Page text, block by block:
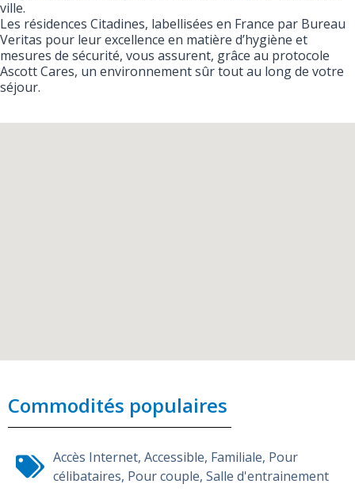
ville.
Les résidences Citadines, labellisées en France par Bureau
Veritas pour leur excellence en matière d’hygiène et
mesures de sécurité, vous assurent, grâce au protocole
Ascott Cares, un environnement sûr tout au long de votre
séjour.
Commodités populaires
Accès Internet, Accessible, Familiale, Pour
célibataires, Pour couple, Salle d'entrainement